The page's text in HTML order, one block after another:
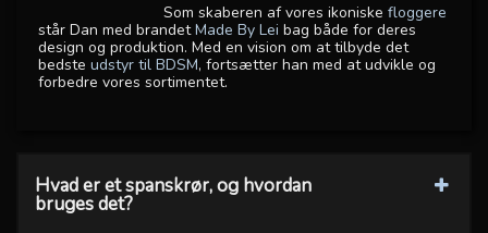
Som skaberen af vores ikoniske floggere
står Dan med brandetMade By Lei bag både for deres
design og produktion. Med en vision om at tilbyde det
bedste udstyr til BDSM, fortsætter han med at udvikle og
forbedre vores sortimentet.
Hvad er et spanskrør, og hvordan
bruges det?